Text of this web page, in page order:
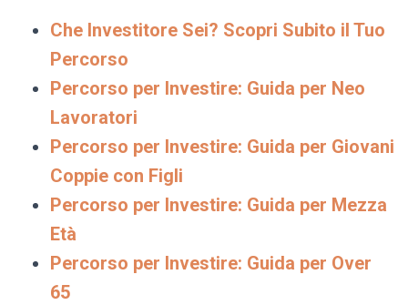
Che Investitore Sei? Scopri Subito il Tuo
Percorso
Percorso per Investire: Guida per Neo
Lavoratori
Percorso per Investire: Guida per Giovani
Coppie con Figli
Percorso per Investire: Guida per Mezza
Età
Percorso per Investire: Guida per Over
65